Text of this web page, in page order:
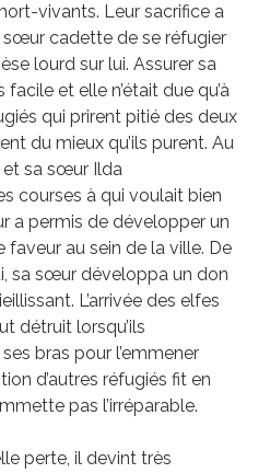
vivants. Leur sacrifice a
cadette de se réfugier
lourd sur lui. Assurer sa
facile et elle n’était due qu’à
qui prirent pitié des deux
du mieux qu’ils purent. Au
et sa sœur Ilda
courses à qui voulait bien
a permis de développer un
au sein de la ville. De
sa sœur développa un don
L’arrivée des elfes
détruit lorsqu’ils
bras pour l’emmener
d’autres réfugiés fit en
pas l’irréparable.
perte, il devint très